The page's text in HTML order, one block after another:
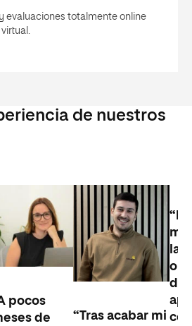
evaluaciones totalmente online
de nuestros
pocos
de
“Tras acabar mi
me
la
de